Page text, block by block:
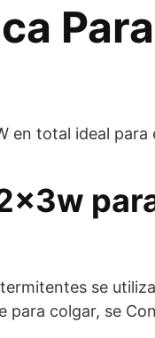
en total ideal para
se
para colgar, se